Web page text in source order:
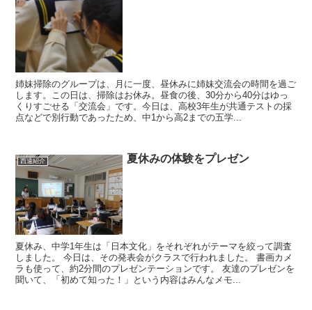
姉妹掃除のグループは、月に一度、昼休みに姉妹交流会の時間を過ご
します。この日は、掃除はお休み。昼食の後、30分から40分はゆっ
くりすごせる「交流会」です。今日は、高校3年生が共通テストの採
点などで別行動であったため、中1から高2までの五学...
西遠紹介 夏休みの体験をプレゼン
夏休み、中学1年生は「日本文化」をそれぞれがテーマを絞って調査
しました。 今日は、その発表会がクラスで行われました。 書画カメ
ラも使って、約2分間のプレゼンテーションです。 友達のプレゼンを
聞いて、「初めて知った！」という内容はみんなメモ...